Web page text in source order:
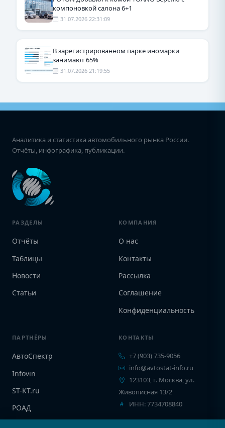
компоновкой салона 6+1
31.07.2026 22:31:09
В зарегистрированном парке иномарки
занимают 65%
31.07.2026 21:19:55
Аналитика и статистика автомобильного рынка России.
Отчёты, инфографика, публикации.
РАЗДЕЛЫ
Отчёты
Таблицы
Новости
Статьи
КОМПАНИЯ
О нас
Контакты
Рассылка
Соглашение
Конфиденциальность
ПАРТНЁРЫ
АвтоСпектр
Infovin
ST-KT.ru
РОАД
КОНТАКТЫ
+7 (903) 735-9056
info@avtostat-info.ru
123103, г. Москва, ул.
Живописная 13/2
ИНН: 7734708840